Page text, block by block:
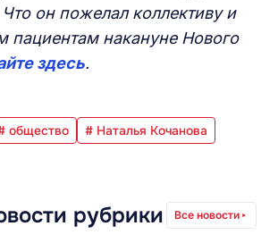
он пожелал коллективу и
пациентам накануне Нового
здесь.
общество
# Наталья Кочанова
рубрики Все новости